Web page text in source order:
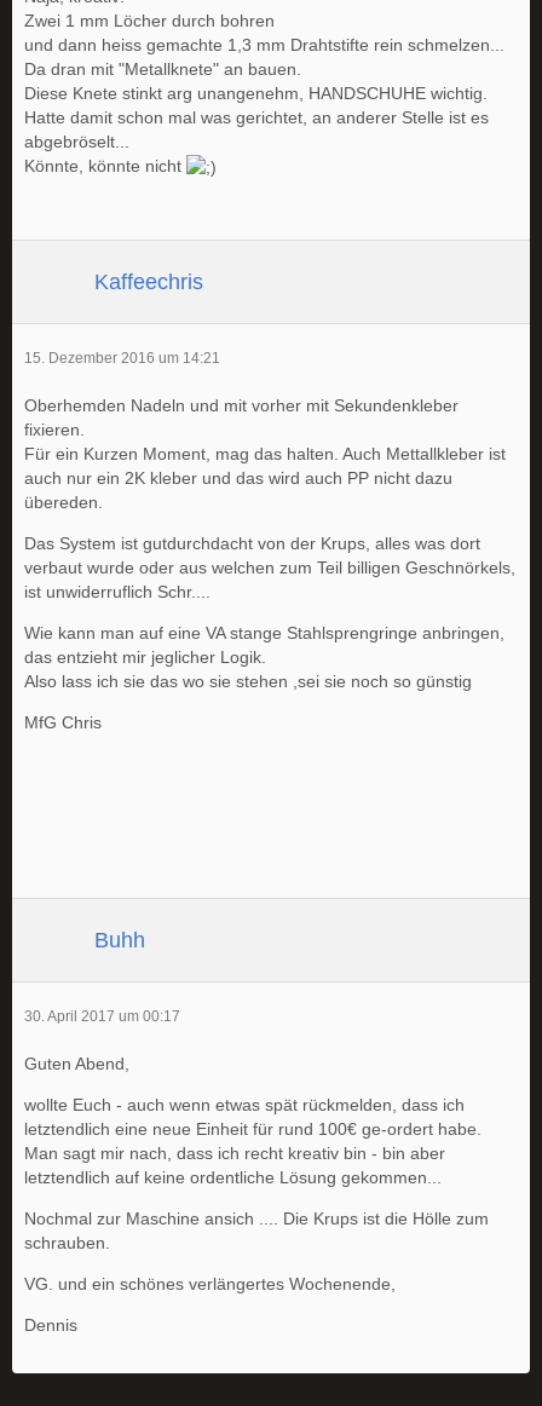
Zwei 1 mm Löcher durch bohren
und dann heiss gemachte 1,3 mm Drahtstifte rein schmelzen...
Da dran mit "Metallknete" an bauen.
Diese Knete stinkt arg unangenehm, HANDSCHUHE wichtig.
Hatte damit schon mal was gerichtet, an anderer Stelle ist es
abgebröselt...
Könnte, könnte nicht
Kaffeechris
15. Dezember 2016 um 14:21
Oberhemden Nadeln und mit vorher mit Sekundenkleber
fixieren.
Für ein Kurzen Moment, mag das halten. Auch Mettallkleber ist
auch nur ein 2K kleber und das wird auch PP nicht dazu
übereden.
Das System ist gutdurchdacht von der Krups, alles was dort
verbaut wurde oder aus welchen zum Teil billigen Geschnörkels,
ist unwiderruflich Schr....
Wie kann man auf eine VA stange Stahlsprengringe anbringen,
das entzieht mir jeglicher Logik.
Also lass ich sie das wo sie stehen ,sei sie noch so günstig
MfG Chris
Buhh
30. April 2017 um 00:17
Guten Abend,
wollte Euch - auch wenn etwas spät rückmelden, dass ich
letztendlich eine neue Einheit für rund 100€ ge-ordert habe.
Man sagt mir nach, dass ich recht kreativ bin - bin aber
letztendlich auf keine ordentliche Lösung gekommen...
Nochmal zur Maschine ansich .... Die Krups ist die Hölle zum
schrauben.
VG. und ein schönes verlängertes Wochenende,
Dennis